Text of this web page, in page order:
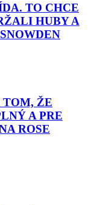
TO CHCE
HUBY A
ŽE
A PRE
ROSE